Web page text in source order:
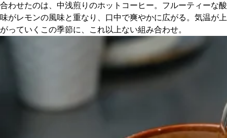
合わせたのは、中浅煎りのホットコーヒー。フルーティーな酸
味がレモンの風味と重なり、口中で爽やかに広がる。気温が上
がっていくこの季節に、これ以上ない組み合わせ。